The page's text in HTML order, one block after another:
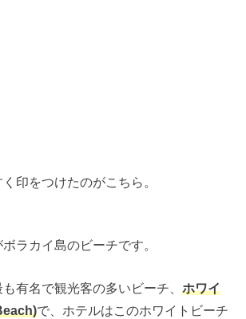
印をつけたのがこちら。
ラカイ島のビーチです。
有名で観光客の多いビーチ、ホワイ
で、ホテルはこのホワイトビーチ